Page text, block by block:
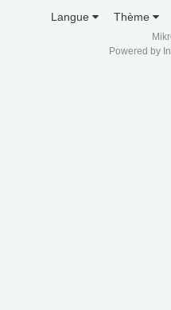
Langue Thème
Powered by